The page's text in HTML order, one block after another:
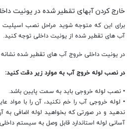
خارج کردن آبهای تقطیر شده در یونیت
برای این که متوجه شوید مراحل نصب اسپلیت
آب های تقطیر شده از یونیت داخلی توجه کنید.
در یونیت داخلی خروج آب های تقطیر شده
در نصب لوله خروج آب به موارد زیر دقت کنید:
• نصب لوله خروجی باید به سمت پایین باشد.
• لوله خروجی آب را خم نکنید، آن را با مواد
ندهید و در صورتی که بخواهید لوله اضافی
آسانی لوله استاندارد قابل وصل به سیستم